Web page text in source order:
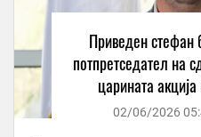
Приведен стефан
потпретседател на
царината
полиција за
02/06/2026